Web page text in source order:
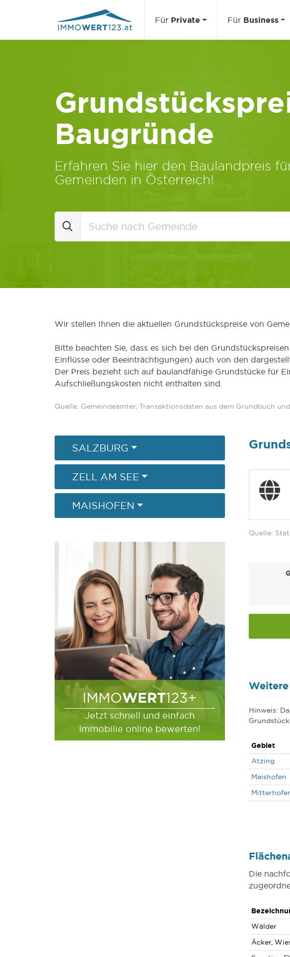
Für Private Für Business
Baugründe
Erfahren Sie hier den Baulandpreis
Gemeinden in Österreich!
Wir stellen Ihnen die aktuellen Grundstückspreise von
Bitte beachten Sie, dass es sich bei den
Einflüsse oder Beeinträchtigungen) auch von den
Der Preis bezieht sich auf baulandfähige Grundstücke für
Aufschließungskosten nicht enthalten sind.
Quelle: Gemeindeämter, Transaktionsdaten aus dem Grundbuch
SALZBURG
ZELL AM SEE
MAISHOFEN
IMMOWERT123+
Jetzt schnell und einfach
Immobilie online bewerten!
Quelle:
Hinweis:
Gebiet
Atzing
Maishofen
Die
Wälder
Äcker,